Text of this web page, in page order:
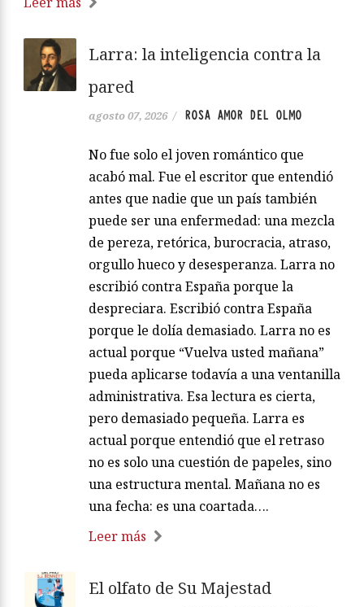
Larra: la inteligencia contra la
pared
agosto 07, 2026 / ROSA AMOR DEL OLMO
No fue solo el joven romántico que
acabó mal. Fue el escritor que entendió
antes que nadie que un país también
puede ser una enfermedad: una mezcla
de pereza, retórica, burocracia, atraso,
orgullo hueco y desesperanza. Larra no
escribió contra España porque la
despreciara. Escribió contra España
porque le dolía demasiado. Larra no es
actual porque “Vuelva usted mañana”
pueda aplicarse todavía a una ventanilla
administrativa. Esa lectura es cierta,
pero demasiado pequeña. Larra es
actual porque entendió que el retraso
no es solo una cuestión de papeles, sino
una estructura mental. Mañana no es
una fecha: es una coartada….
Leer más
El olfato de Su Majestad